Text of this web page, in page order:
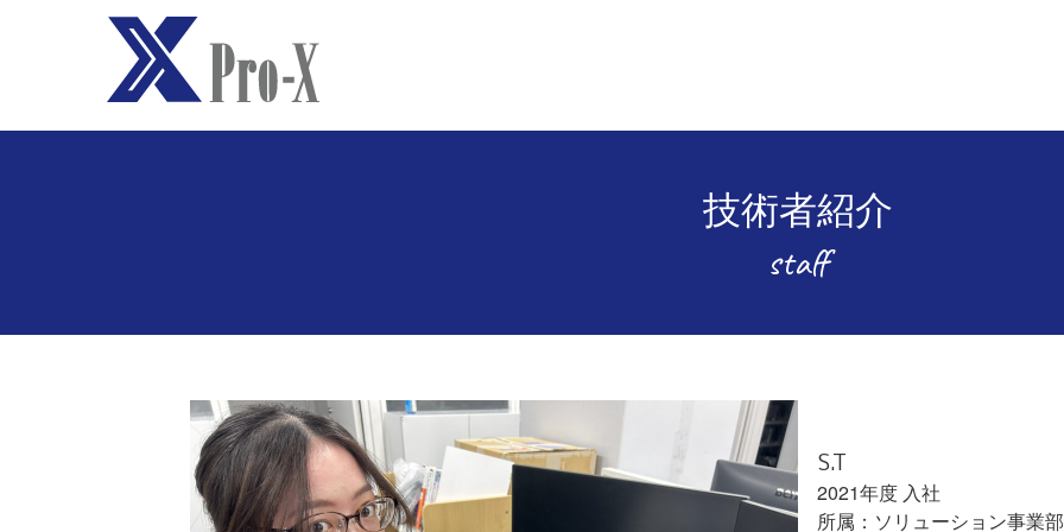
技術者紹介
staff
S.T
2021
ソリューション事業